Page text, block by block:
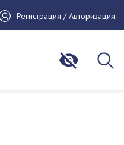
Регистрация / Авторизация